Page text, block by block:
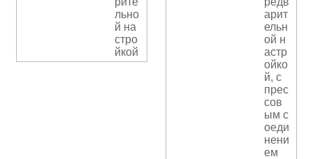
льно
й на
стро
йкой
арит
ельн
ой н
астр
ойко
й, с
прес
сов
ым с
оеди
нени
ем